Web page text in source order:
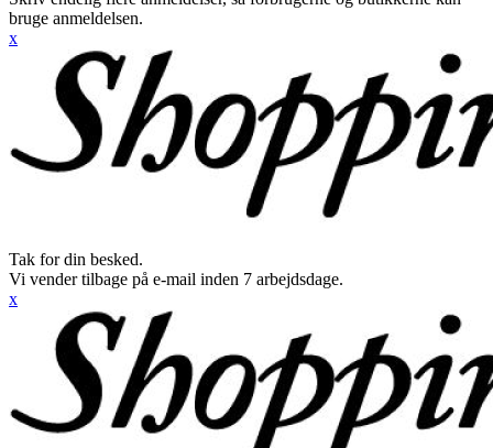
bruge anmeldelsen.
x
Tak for din besked.
Vi vender tilbage på e-mail inden 7 arbejdsdage.
x